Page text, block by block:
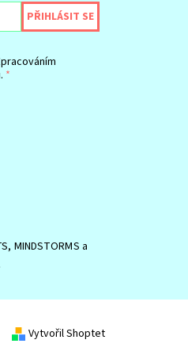
MINDSTORMS a
Vytvořil Shoptet